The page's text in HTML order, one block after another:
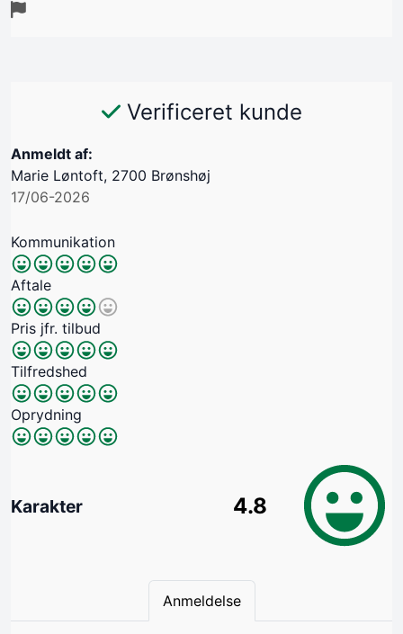
Verificeret kunde
Anmeldt af:
Marie Løntoft, 2700 Brønshøj
17/06-2026
Kommunikation
Aftale
Pris jfr. tilbud
Tilfredshed
Oprydning
Karakter 4.8
Anmeldelse